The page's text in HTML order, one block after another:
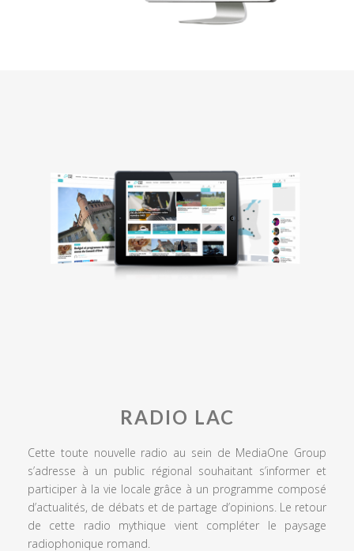
RADIO LAC
Cette toute nouvelle radio au sein de MediaOne Group
s’adresse à un public régional souhaitant s’informer et
participer à la vie locale grâce à un programme composé
d’actualités, de débats et de partage d’opinions. Le retour
de cette radio mythique vient compléter le paysage
radiophonique romand.